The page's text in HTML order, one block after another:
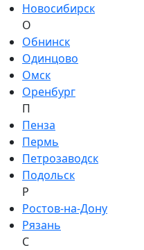
Новосибирск
О
Обнинск
Одинцово
Омск
Оренбург
П
Пенза
Пермь
Петрозаводск
Подольск
Р
Ростов-на-Дону
Рязань
С